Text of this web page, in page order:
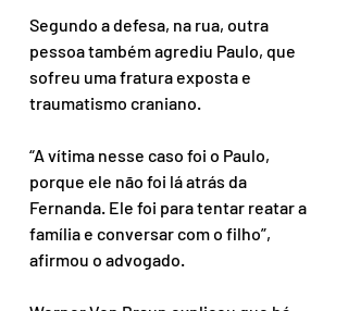
Segundo a defesa, na rua, outra
pessoa também agrediu Paulo, que
sofreu uma fratura exposta e
traumatismo craniano.
“A vítima nesse caso foi o Paulo,
porque ele não foi lá atrás da
Fernanda. Ele foi para tentar reatar a
família e conversar com o filho”,
afirmou o advogado.